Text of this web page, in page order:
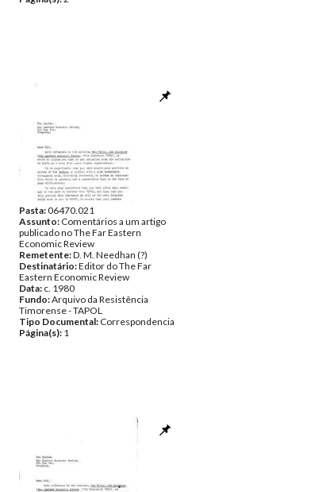
Pasta:06470.021
Assunto: Comentários a um artigo
publicado no The Far Eastern
Economic Review
Remetente:D. M. Needhan (?)
Destinatário:Editor do The Far
Eastern Economic Review
Data: c. 1980
Fundo:Arquivo da Resistência
Timorense - TAPOL
Tipo Documental: Correspondencia
Página(s): 1